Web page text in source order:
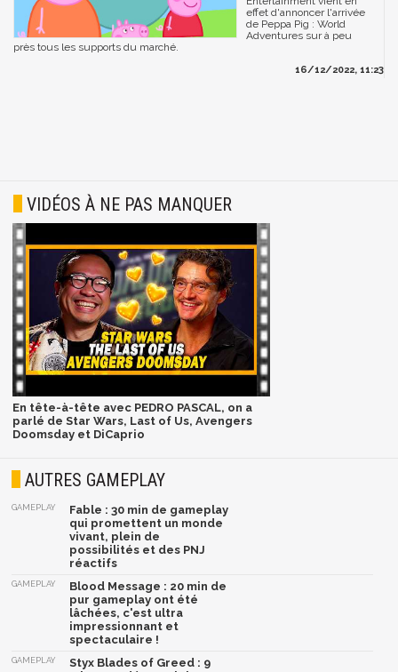
effet d'annoncer l'arrivée
de Peppa Pig : World
Adventures sur à peu
près tous les supports du marché.
16/12/2022, 11:23
VIDÉOS À NE PAS MANQUER
En tête-à-tête avec PEDRO PASCAL, on a
parlé de Star Wars, Last of Us, Avengers
Doomsday et DiCaprio
AUTRES GAMEPLAY
GAMEPLAY
Fable : 30 min de gameplay
qui promettent un monde
vivant, plein de
possibilités et des PNJ
réactifs
GAMEPLAY
Blood Message : 20 min de
pur gameplay ont été
lâchées, c'est ultra
impressionnant et
spectaculaire !
GAMEPLAY
Styx Blades of Greed : 9